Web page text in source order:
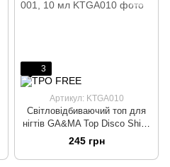
3
Артикул: KTGA010
Світловідбиваючий топ для
нігтів GA&MA Top Disco Shine
001 | Топ Діско Шайн 001, 10
245 грн